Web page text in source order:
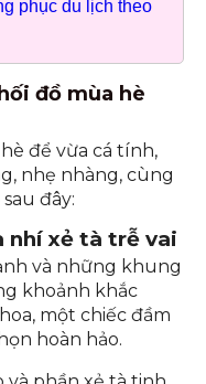
phục du lịch theo
đồ mùa hè
để vừa cá tính,
nhẹ nhàng, cùng
đây:
xẻ tà trễ vai
và những khung
khoảnh khắc